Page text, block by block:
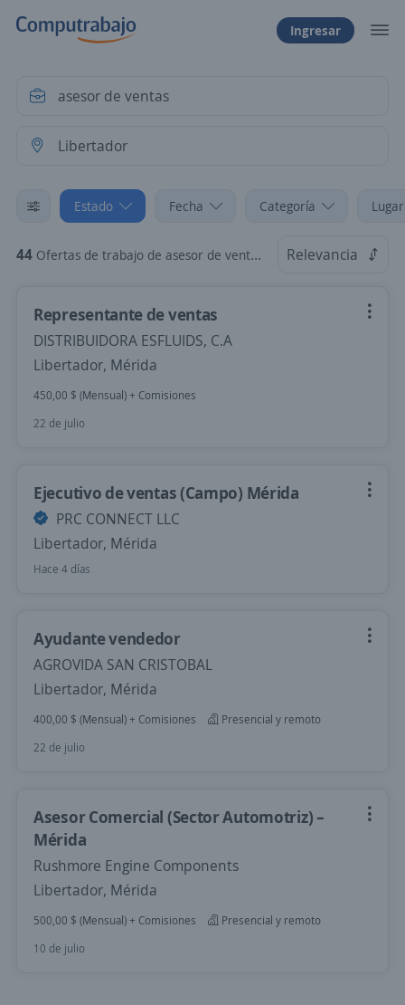
Ingresar
Estado Fecha Categoría
44 Ofertas de trabajo de asesor de ventas en Libertador, Mérida Relevancia
Representante de ventas
DISTRIBUIDORA ESFLUIDS, C.A
Libertador, Mérida
450,00 $ (Mensual) + Comisiones
22 de julio
Ejecutivo de ventas (Campo) Mérida
PRC CONNECT LLC
Libertador, Mérida
Hace 4 días
Ayudante vendedor
AGROVIDA SAN CRISTOBAL
Libertador, Mérida
400,00 $ (Mensual) + Comisiones
Presencial y remoto
22 de julio
Asesor Comercial (Sector Automotriz) –
Mérida
Rushmore Engine Components
Libertador, Mérida
500,00 $ (Mensual) + Comisiones
Presencial y remoto
10 de julio